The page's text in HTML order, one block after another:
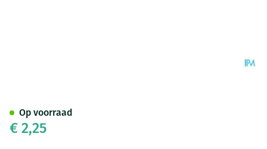
€ 2,25
Op voorraad